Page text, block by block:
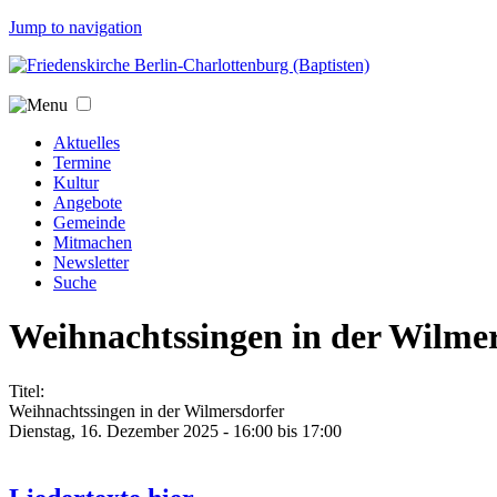
Jump to navigation
Aktuelles
Termine
Kultur
Angebote
Gemeinde
Mitmachen
Newsletter
Suche
Weihnachtssingen in der
Titel:
Weihnachtssingen in der Wilmersdorfer
Dienstag, 16. Dezember 2025 - 16:00 bis 17:00